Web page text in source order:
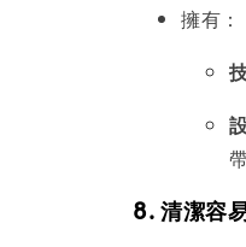
擁有：
8. 清潔容